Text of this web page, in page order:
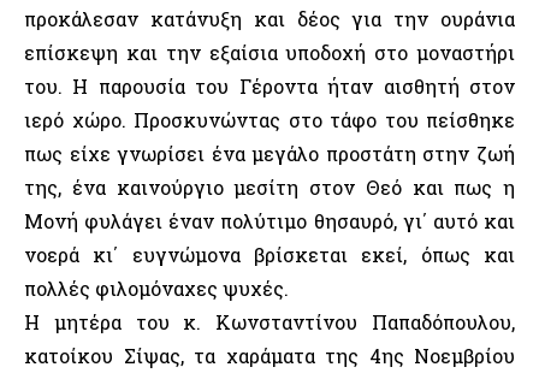
προκάλεσαν κατάνυξη και δέος για την ουράνια
επίσκεψη και την εξαίσια υποδοχή στο μοναστήρι
του. Η παρουσία του Γέροντα ήταν αισθητή στον
ιερό χώρο. Προσκυνώντας στο τάφο του πείσθηκε
πως είχε γνωρίσει ένα μεγάλο προστάτη στην ζωή
της, ένα καινούργιο μεσίτη στον Θεό και πως η
Μονή φυλάγει έναν πολύτιμο θησαυρό, γι΄ αυτό και
νοερά κι΄ ευγνώμονα βρίσκεται εκεί, όπως και
πολλές φιλομόναχες ψυχές.
Η μητέρα του κ. Κωνσταντίνου Παπαδόπουλου,
κατοίκου Σίψας, τα χαράματα της 4ης Νοεμβρίου